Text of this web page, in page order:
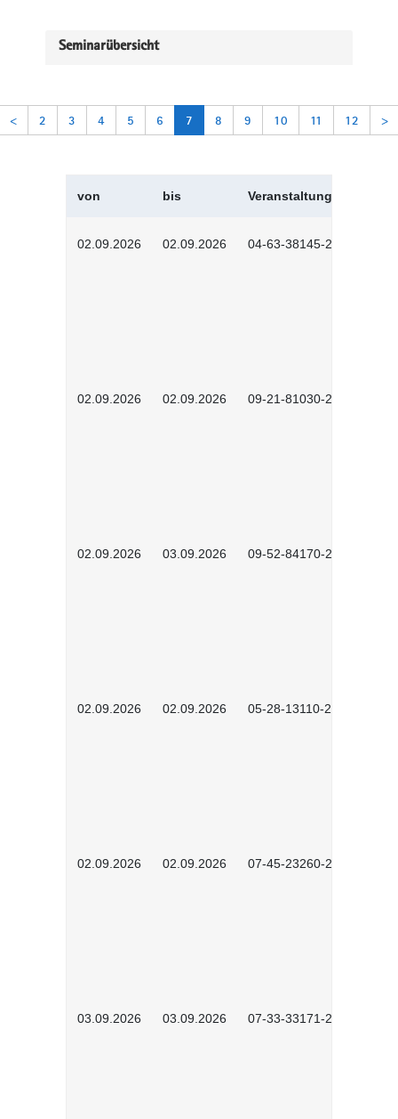
Seminarübersicht
< 2 3 4 5 6 7 8 9 10 11 12 >
von bis Veranstaltungskürzel
02.09.2026 02.09.2026 04-63-38145-2601
02.09.2026 02.09.2026 09-21-81030-2601
02.09.2026 03.09.2026 09-52-84170-2602
02.09.2026 02.09.2026 05-28-13110-2605
02.09.2026 02.09.2026 07-45-23260-2601
03.09.2026 03.09.2026 07-33-33171-2601